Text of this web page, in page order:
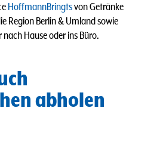
HoffmannBringtsvon Getränke
Region Berlin & Umland sowie
Hause oder ins Büro.
abholen